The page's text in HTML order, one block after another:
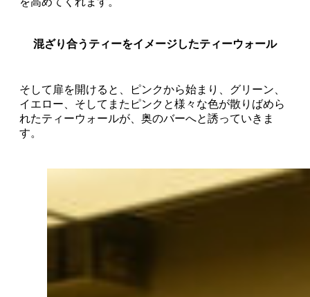
混ざり合うティーをイメージしたティーウォール
そして扉を開けると、ピンクから始まり、グリーン、
イエロー、そしてまたピンクと様々な色が散りばめら
れたティーウォールが、奥のバーへと誘っていきま
す。